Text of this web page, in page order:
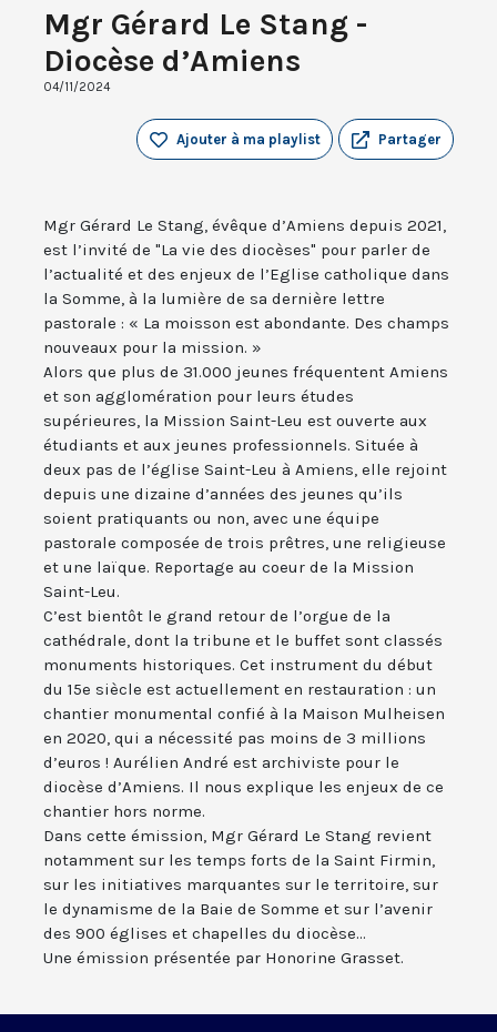
Mgr Gérard Le Stang -
Diocèse d’Amiens
04/11/2024
Partager
Ajouter à ma playlist
Mgr Gérard Le Stang, évêque d’Amiens depuis 2021,
est l’invité de "La vie des diocèses" pour parler de
l’actualité et des enjeux de l’Eglise catholique dans
la Somme, à la lumière de sa dernière lettre
pastorale : « La moisson est abondante. Des champs
nouveaux pour la mission. »
Alors que plus de 31.000 jeunes fréquentent Amiens
et son agglomération pour leurs études
supérieures, la Mission Saint-Leu est ouverte aux
étudiants et aux jeunes professionnels. Située à
deux pas de l’église Saint-Leu à Amiens, elle rejoint
depuis une dizaine d’années des jeunes qu’ils
soient pratiquants ou non, avec une équipe
pastorale composée de trois prêtres, une religieuse
et une laïque. Reportage au coeur de la Mission
Saint-Leu.
C’est bientôt le grand retour de l’orgue de la
cathédrale, dont la tribune et le buffet sont classés
monuments historiques. Cet instrument du début
du 15e siècle est actuellement en restauration : un
chantier monumental confié à la Maison Mulheisen
en 2020, qui a nécessité pas moins de 3 millions
d’euros ! Aurélien André est archiviste pour le
diocèse d’Amiens. Il nous explique les enjeux de ce
chantier hors norme.
Dans cette émission, Mgr Gérard Le Stang revient
notamment sur les temps forts de la Saint Firmin,
sur les initiatives marquantes sur le territoire, sur
le dynamisme de la Baie de Somme et sur l’avenir
des 900 églises et chapelles du diocèse...
Une émission présentée par Honorine Grasset.